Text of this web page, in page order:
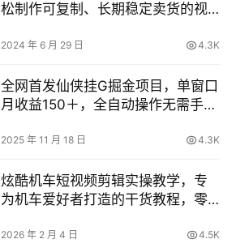
松制作可复制、长期稳定卖货的视
2024 年 6 月 29 日 4.3K
全网首发仙侠挂G掘金项目，单窗口
月收益150＋，全自动操作无需手动
2025 年 11 月 18 日 4.3K
炫酷机车短视频剪辑实操教学，专
为机车爱好者打造的干货教程，零
2026 年 2 月 4 日 4.5K